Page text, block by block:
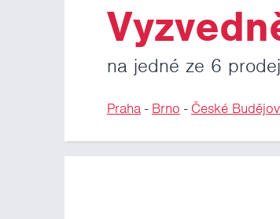
na jedné ze 6
Praha- Brno - České